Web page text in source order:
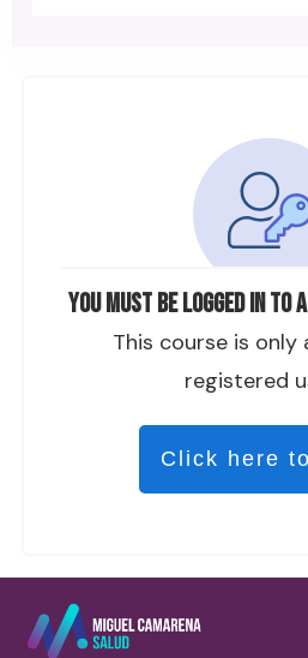
You must be logged in to
This course is only
registered
Click here